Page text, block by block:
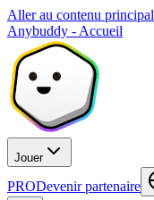
Aller au contenu principal
Anybuddy - Accueil
Jouer
PRODevenir partenaire